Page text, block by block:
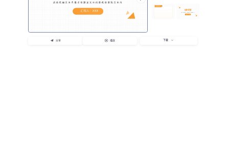
分享 播放 下载